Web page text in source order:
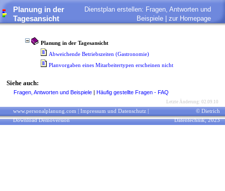
Planung in der
Tagesansicht
Dienstplan erstellen: Fragen, Antworten und
Beispiele | zur Homepage
Planung in der Tagesansicht
Abweichende Betriebszeiten (Gastronomie)
Planvorgaben eines Mitarbeitertypen erscheinen nicht
Siehe auch:
Fragen, Antworten und Beispiele| Häufig gestellte Fragen - FAQ
Letzte Änderung: 02.09.10
www.personalplanung.com Impressum und Datenschutz
Download Demoversion
© Dietrich
Datentechnik, 2023